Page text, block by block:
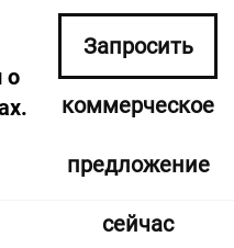
о
Запросить
коммерческое
предложение
сейчас